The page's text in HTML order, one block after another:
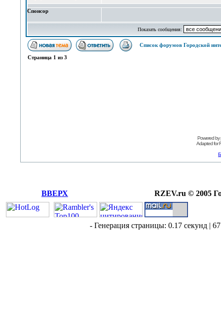
Спонсор
Показать сообщения:
Список форумов Городской
Страница 1 из3
Powered by
Adapted for
ВВЕРХ RZEV.ru © 2005
- Генерация страницы: 0.17 секунд |